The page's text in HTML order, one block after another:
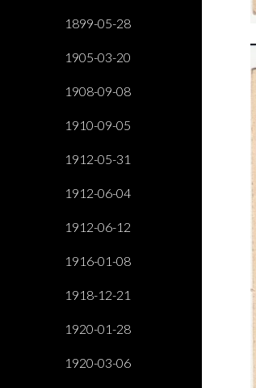
1899-05-28
1905-03-20
1908-09-08
1910-09-05
1912-05-31
1912-06-04
1912-06-12
1916-01-08
1918-12-21
1920-01-28
1920-03-06